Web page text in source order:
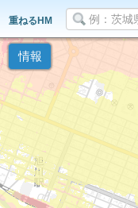
重ねるHM
情報